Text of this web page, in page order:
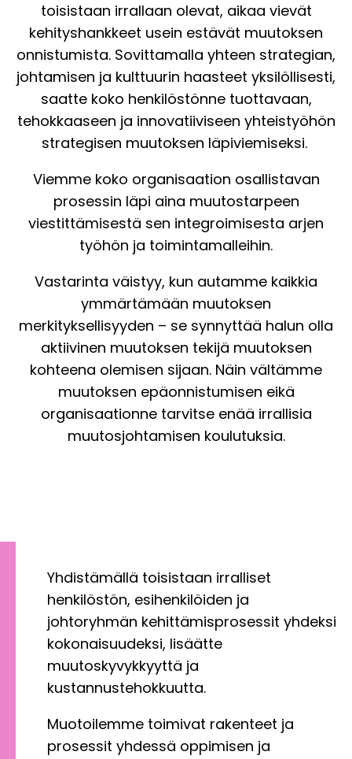
toisistaan irrallaan olevat, aikaa vievät
kehityshankkeet usein estävät muutoksen
onnistumista. Sovittamalla yhteen strategian,
johtamisen ja kulttuurin haasteet yksilöllisesti,
saatte koko henkilöstönne tuottavaan,
tehokkaaseen ja innovatiiviseen yhteistyöhön
strategisen muutoksen läpiviemiseksi.
Viemme koko organisaation osallistavan
prosessin läpi aina muutostarpeen
viestittämisestä sen integroimisesta arjen
työhön ja toimintamalleihin.
Vastarinta väistyy, kun autamme kaikkia
ymmärtämään muutoksen
merkityksellisyyden – se synnyttää halun olla
aktiivinen muutoksen tekijä muutoksen
kohteena olemisen sijaan. Näin vältämme
muutoksen epäonnistumisen eikä
organisaationne tarvitse enää irrallisia
muutosjohtamisen koulutuksia.
Yhdistämällä toisistaan irralliset
henkilöstön, esihenkilöiden ja
johtoryhmän kehittämisprosessit yhdeksi
kokonaisuudeksi, lisäätte
muutoskyvykkyyttä ja
kustannustehokkuutta.
Muotoilemme toimivat rakenteet ja
prosessit yhdessä oppimisen ja